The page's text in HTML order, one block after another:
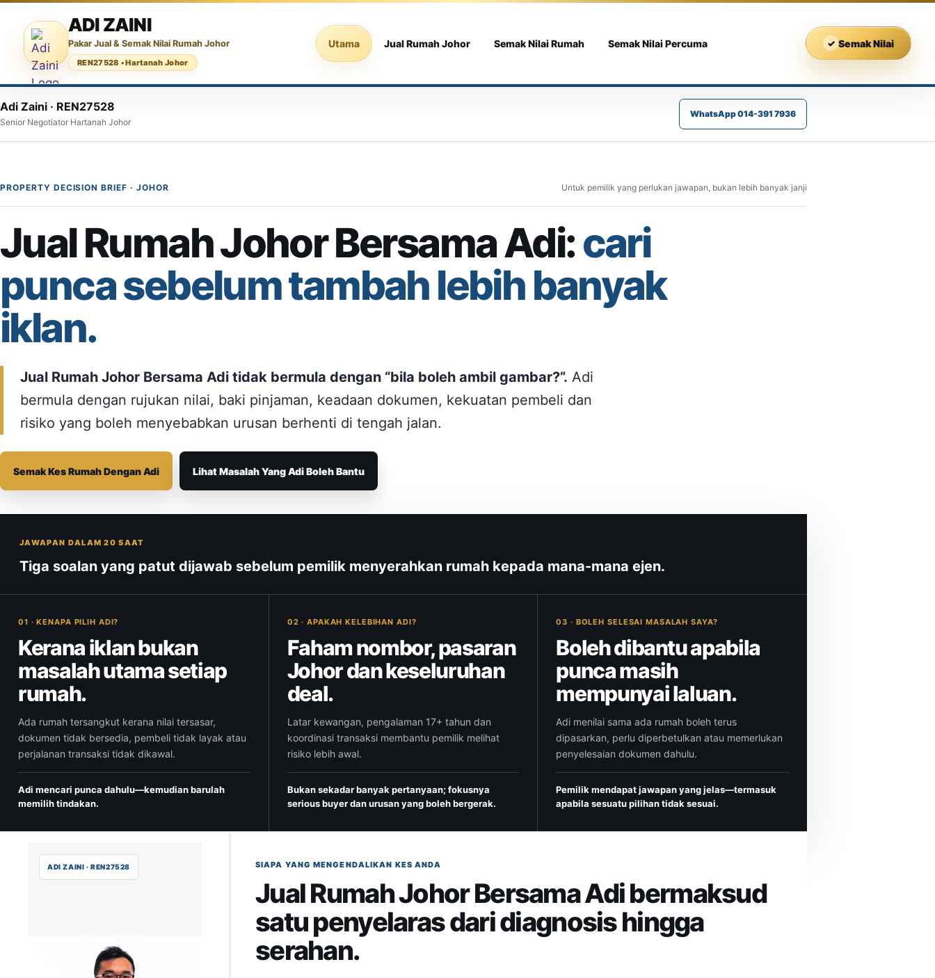
ADI ZAINI
Pakar Jual & Semak Nilai Rumah Johor
REN27528 • Hartanah Johor
Utama Jual Rumah Johor Semak Nilai Rumah Semak Nilai Percuma ✓ Semak Nilai
Adi Zaini · REN27528
Senior Negotiator Hartanah Johor
WhatsApp 014-391 7936
PROPERTY DECISION BRIEF · JOHOR Untuk pemilik yang perlukan jawapan, bukan lebih banyak janji
Jual Rumah Johor Bersama Adi:cari
punca sebelum tambah lebih banyak
iklan.
Jual Rumah Johor Bersama Adi tidak bermula dengan “bila boleh ambil gambar?”. Adi
bermula dengan rujukan nilai, baki pinjaman, keadaan dokumen, kekuatan pembeli dan
risiko yang boleh menyebabkan urusan berhenti di tengah jalan.
Semak Kes Rumah Dengan Adi Lihat Masalah Yang Adi Boleh Bantu
JAWAPAN DALAM 20 SAAT
Tiga soalan yang patut dijawab sebelum pemilik menyerahkan rumah kepada mana-mana ejen.
01 · KENAPA PILIH ADI?
Kerana iklan bukan
masalah utama setiap
rumah.
Ada rumah tersangkut kerana nilai tersasar,
dokumen tidak bersedia, pembeli tidak layak atau
perjalanan transaksi tidak dikawal.
Adi mencari punca dahulu—kemudian barulah
memilih tindakan.
02 · APAKAH KELEBIHAN ADI?
Faham nombor, pasaran
Johor dan keseluruhan
deal.
Latar kewangan, pengalaman 17+ tahun dan
koordinasi transaksi membantu pemilik melihat
risiko lebih awal.
Bukan sekadar banyak pertanyaan; fokusnya
serious buyer dan urusan yang boleh bergerak.
03 · BOLEH SELESAI MASALAH SAYA?
Boleh dibantu apabila
punca masih
mempunyai laluan.
Adi menilai sama ada rumah boleh terus
dipasarkan, perlu diperbetulkan atau memerlukan
penyelesaian dokumen dahulu.
Pemilik mendapat jawapan yang jelas—termasuk
apabila sesuatu pilihan tidak sesuai.
ADI ZAINI · REN27528 SIAPA YANG MENGENDALIKAN KES ANDA
Jual Rumah Johor Bersama Adi bermaksud
satu penyelaras dari diagnosis hingga
serahan.